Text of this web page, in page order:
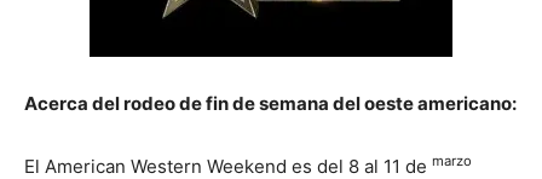
Acerca del rodeo de fin de semana del oeste americano:
El American Western Weekend es del 8 al 11 de marzo